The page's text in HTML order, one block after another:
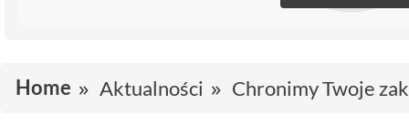
Home Aktualności Chronimy Twoje